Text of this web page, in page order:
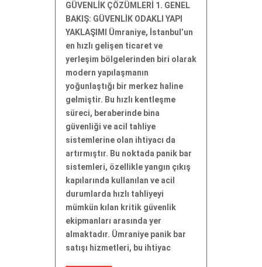
GÜVENLİK ÇÖZÜMLERİ 1. GENEL
BAKIŞ: GÜVENLİK ODAKLI YAPI
YAKLAŞIMI Ümraniye, İstanbul’un
en hızlı gelişen ticaret ve
yerleşim bölgelerinden biri olarak
modern yapılaşmanın
yoğunlaştığı bir merkez haline
gelmiştir. Bu hızlı kentleşme
süreci, beraberinde bina
güvenliği ve acil tahliye
sistemlerine olan ihtiyacı da
artırmıştır. Bu noktada panik bar
sistemleri, özellikle yangın çıkış
kapılarında kullanılan ve acil
durumlarda hızlı tahliyeyi
mümkün kılan kritik güvenlik
ekipmanları arasında yer
almaktadır. Ümraniye panik bar
satışı hizmetleri, bu ihtiyac